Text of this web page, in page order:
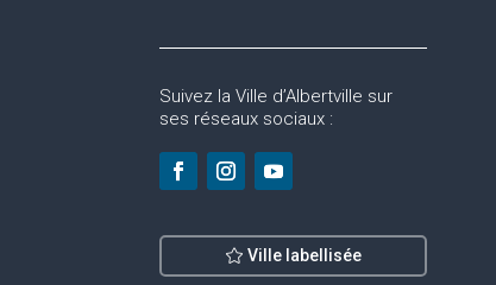
Suivez la Ville d’Albertville sur
ses réseaux sociaux :
Ville labellisée